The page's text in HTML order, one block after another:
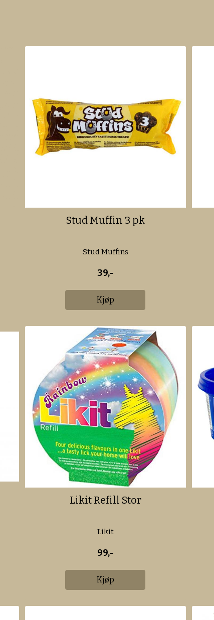
Stud Muffin 3 pk
Stud Muffins
39,-
Kjøp
Likit Refill Stor
Likit
99,-
Kjøp